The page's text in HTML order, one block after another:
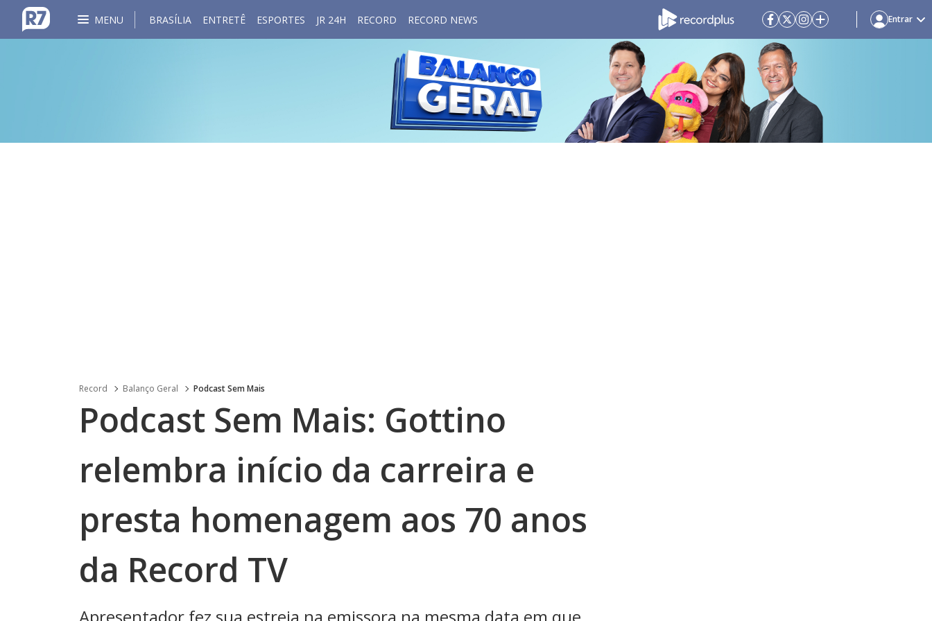
MENU BRASÍLIA ENTRETÊ ESPORTES JR 24H RECORD RECORD NEWS Entrar
Record Balanço Geral Podcast Sem Mais
Podcast Sem Mais: Gottino
relembra início da carreira e
presta homenagem aos 70 anos
da Record TV